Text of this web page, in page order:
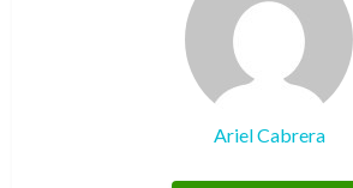
Ariel Cabrera